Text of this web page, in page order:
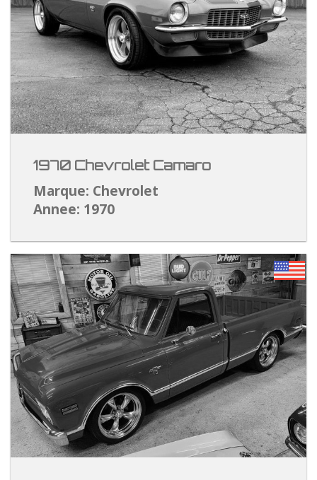
1970 Chevrolet Camaro
Marque: Chevrolet
Annee: 1970